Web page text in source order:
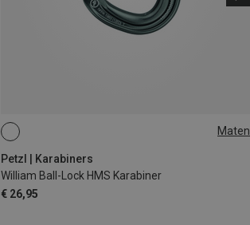
Maten
Petzl | Karabiners
William Ball-Lock HMS Karabiner
€ 26,95
BALL-LOCK